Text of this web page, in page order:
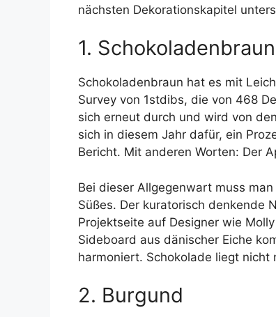
nächsten Dekorationskapitel
1. Schokoladenbraun
Schokoladenbraun hat es mit
Survey von 1stdibs, die von 468
sich erneut durch und wird von
sich in diesem Jahr dafür, ein
Bericht. Mit anderen Worten: Der
Bei dieser Allgegenwart muss
Süßes. Der kuratorisch denkende
Projektseite auf Designer wie
Sideboard aus dänischer Eiche
harmoniert. Schokolade liegt nicht
2. Burgund